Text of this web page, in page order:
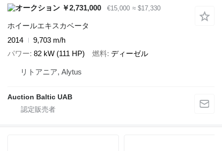
￥2,731,000
€15,000 ≈ $17,330
ホイールエキスカベータ
2014
9,703 m/h
パワー 82 kW (111 HP) 燃料 ディーゼル
リトアニア, Alytus
Auction Baltic UAB